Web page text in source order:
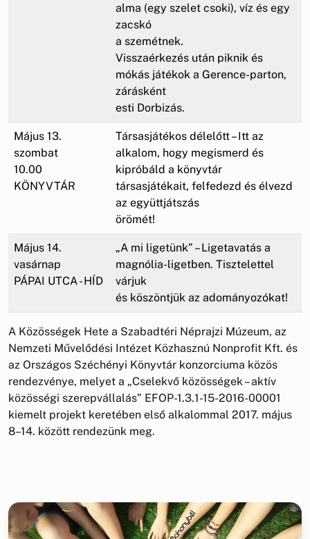
alma (egy szelet csoki), víz és egy
zacskó
a szemétnek.
Visszaérkezés után piknik és
mókás játékok a Gerence-parton,
zárásként
esti Dorbizás.
Május 13.
szombat
10.00
KÖNYVTÁR
Társasjátékos délelőtt – Itt az
alkalom, hogy megismerd és
kipróbáld a könyvtár
társasjátékait, felfedezd és élvezd
az együttjátszás
örömét!
Május 14.
vasárnap
PÁPAI UTCA - HÍD
„A mi ligetünk” – Ligetavatás a
magnólia-ligetben. Tisztelettel
várjuk
és köszöntjük az adományozókat!
A Közösségek Hete a Szabadtéri Néprajzi Múzeum, az
Nemzeti Művelődési Intézet Közhasznú Nonprofit Kft. és
az Országos Széchényi Könyvtár konzorciuma közös
rendezvénye, melyet a „Cselekvő közösségek – aktív
közösségi szerepvállalás” EFOP-1.3.1-15-2016-00001
kiemelt projekt keretében első alkalommal 2017. május
8–14. között rendezünk meg.